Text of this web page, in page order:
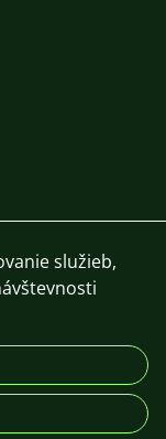
DE
For Aquarist
služieb,